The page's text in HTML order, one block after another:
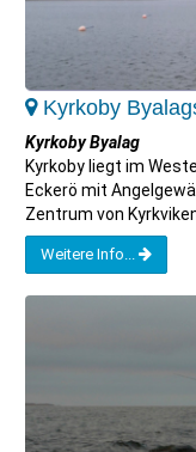
Kyrkoby
Kyrkoby Byalag
Kyrkoby liegt im
Eckerö mit
Zentrum von
Weitere Info...